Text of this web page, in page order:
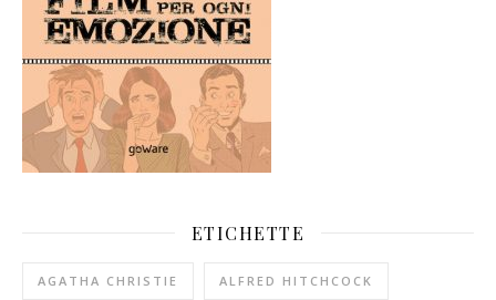
ETICHETTE
AGATHA CHRISTIE ALFRED HITCHCOCK